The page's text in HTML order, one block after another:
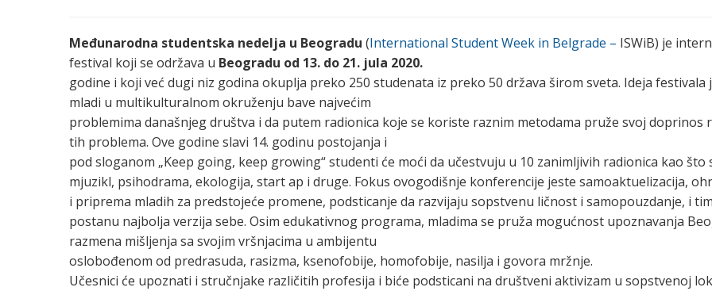
Međunarodna studentska nedelja u Beogradu (International Student Week in Belgrade – ISWiB) je
festival koji se održava u Beogradu od 13. do 21. jula 2020.
godine i koji već dugi niz godina okuplja preko 250 studenata iz preko 50 država širom sveta. Ideja festivala
mladi u multikulturalnom okruženju bave najvećim
problemima današnjeg društva i da putem radionica koje se koriste raznim metodama pruže svoj doprinos
tih problema. Ove godine slavi 14. godinu postojanja i
pod sloganom „Keep going, keep growing“ studenti će moći da učestvuju u 10 zanimljivih radionica kao što
mjuzikl, psihodrama, ekologija, start ap i druge. Fokus ovogodišnje konferencije jeste samoaktuelizacija,
i priprema mladih za predstojeće promene, podsticanje da razvijaju sopstvenu ličnost i samopouzdanje, i
postanu najbolja verzija sebe. Osim edukativnog programa, mladima se pruža mogućnost upoznavanja
razmena mišljenja sa svojim vršnjacima u ambijentu
oslobođenom od predrasuda, rasizma, ksenofobije, homofobije, nasilja i govora mržnje.
Učesnici će upoznati i stručnjake različitih profesija i biće podsticani na društveni aktivizam u sopstvenoj